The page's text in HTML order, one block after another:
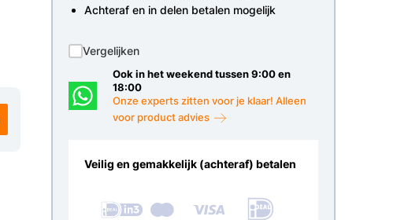
Achteraf en in delen betalen mogelijk
Vergelijken
Ook in het weekend tussen 9:00 en
18:00
Onze experts zitten voor je klaar! Alleen
voor product advies
Veilig en gemakkelijk (achteraf) betalen